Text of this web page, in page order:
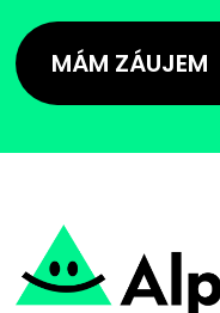
MÁM ZÁUJEM